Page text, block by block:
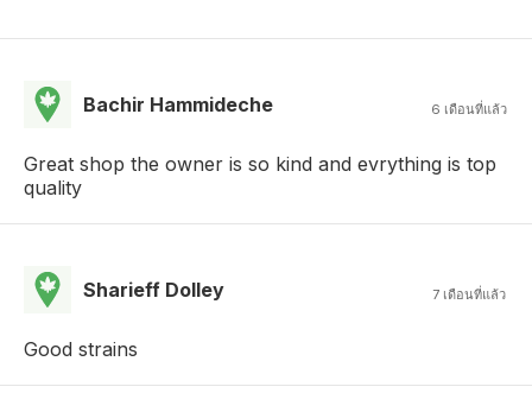
Bachir Hammideche 6 เดือนที่แล้ว
Great shop the owner is so kind and evrything is top
quality
Sharieff Dolley 7 เดือนที่แล้ว
Good strains